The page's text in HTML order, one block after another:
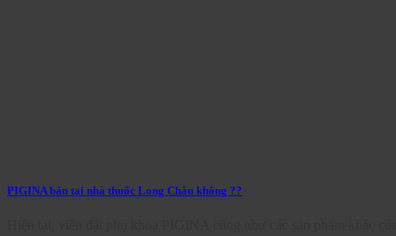
PIGINA bán tại nhà thuốc Long Châu không ??